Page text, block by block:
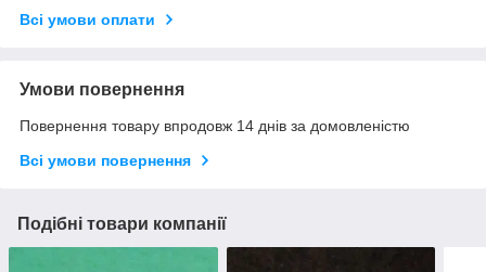
Всі умови оплати
Умови повернення
Повернення товару впродовж 14 днів за домовленістю
Всі умови повернення
Подібні товари компанії